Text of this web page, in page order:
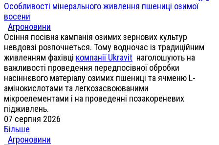
Особливості мінерального живлення пшениці озимої
восени
Агроновини
Осіння посівна кампанія озимих зернових культур
невдовзі розпочнеться. Тому водночас із традиційним
живленням фахівці компанії Ukravit наголошують на
важливості проведення передпосівної обробки
насіннєвого матеріалу озимих пшениці та ячменю L-
амінокислотами та легкозасвоюваними
мікроелементами і на проведенні позакореневих
підживлень.
07 серпня 2026
Більше
Агроновини